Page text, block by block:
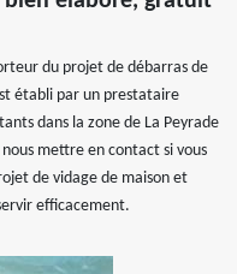
du projet de débarras de
établi par un prestataire
dans la zone de La Peyrade
mettre en contact si vous
de vidage de maison et
efficacement.